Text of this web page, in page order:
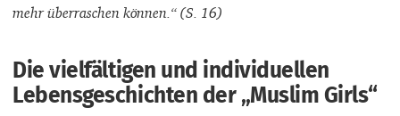
mehr überraschen können.“ (S. 16)
Die vielfältigen und individuellen
Lebensgeschichten der „Muslim Girls“